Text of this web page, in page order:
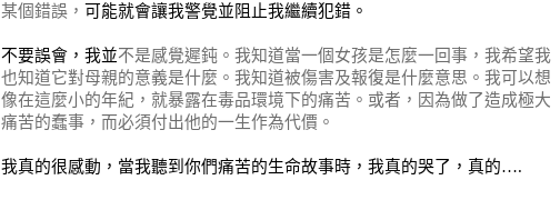
某個錯誤， 可能就會讓我警覺並阻止我繼續犯錯。
不要誤會，我並不是感覺遲鈍。我知道當一個女孩是怎麼一回事，我希望我
也知道它對母親的意義是什麼。我知道被傷害及報復是什麼意思。我可以想
像在這麼小的年紀，就暴露在毒品環境下的痛苦。或者，因為做了造成極大
痛苦的蠢事，而必須付出他的一生作為代價。
我真的很感動，當我聽到你們痛苦的生命故事時，我真的哭了，真的….